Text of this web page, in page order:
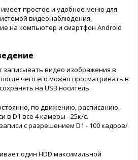
простое и удобное меню для
видеонаблюдения,
на компьютер и смартфон Android
записывать видео изображения в
чего его можно просматривать в
на USB носитель.
по движению, расписанию,
в D1 все 4 камеры - 25к/с.
с разрешением D1 - 100 кадров/
один HDD максимальной